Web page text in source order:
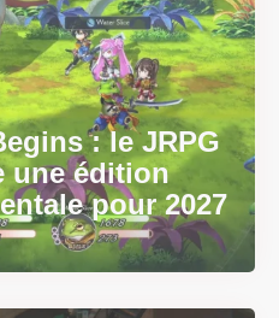
: le JRPG
une édition
pour 2027